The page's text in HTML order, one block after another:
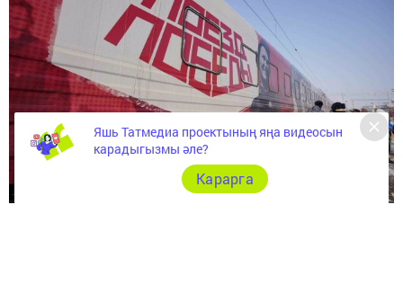
Яшь Татмедиа проектының яңа видеосын
карадыгызмы әле?
Карарга